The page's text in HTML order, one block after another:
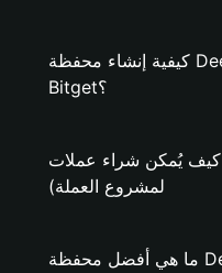
كيفية إنشاء محفظة DeepAgents على محفظة
Bitget؟
كيف يُمكن شراء عملات DeepAgents؟ (فقط
لمشروع العملة)